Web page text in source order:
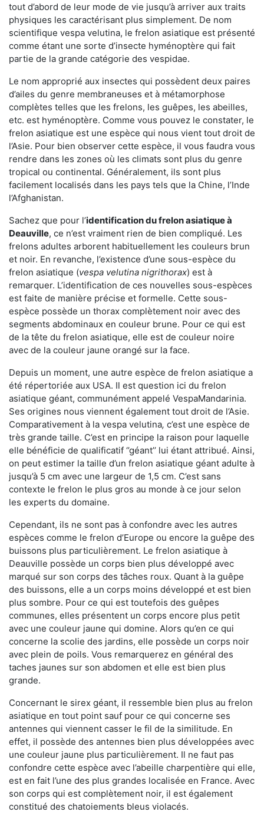
tout d’abord de leur mode de vie jusqu’à arriver aux traits
physiques les caractérisant plus simplement. De nom
scientifique vespa velutina, le frelon asiatique est présenté
comme étant une sorte d’insecte hyménoptère qui fait
partie de la grande catégorie des vespidae.
Le nom approprié aux insectes qui possèdent deux paires
d’ailes du genre membraneuses et à métamorphose
complètes telles que les frelons, les guêpes, les abeilles,
etc. est hyménoptère. Comme vous pouvez le constater, le
frelon asiatique est une espèce qui nous vient tout droit de
l’Asie. Pour bien observer cette espèce, il vous faudra vous
rendre dans les zones où les climats sont plus du genre
tropical ou continental. Généralement, ils sont plus
facilement localisés dans les pays tels que la Chine, l’Inde
l’Afghanistan.
Sachez que pour l’identification du frelon asiatiqueà
Deauville, ce n’est vraiment rien de bien compliqué. Les
frelons adultes arborent habituellement les couleurs brun
et noir. En revanche, l’existence d’une sous-espèce du
frelon asiatique (vespa velutina nigrithorax) est à
remarquer. L’identification de ces nouvelles sous-espèces
est faite de manière précise et formelle. Cette sous-
espèce possède un thorax complètement noir avec des
segments abdominaux en couleur brune. Pour ce qui est
de la tête du frelon asiatique, elle est de couleur noire
avec de la couleur jaune orangé sur la face.
Depuis un moment, une autre espèce de frelon asiatique a
été répertoriée aux USA. Il est question ici du frelon
asiatique géant, communément appelé VespaMandarinia.
Ses origines nous viennent également tout droit de l’Asie.
Comparativement à la vespa velutina, c’est une espèce de
très grande taille. C’est en principe la raison pour laquelle
elle bénéficie de qualificatif ‘’géant’’ lui étant attribué. Ainsi,
on peut estimer la taille d’un frelon asiatique géant adulte à
jusqu’à 5 cm avec une largeur de 1,5 cm. C’est sans
contexte le frelon le plus gros au monde à ce jour selon
les experts du domaine.
Cependant, ils ne sont pas à confondre avec les autres
espèces comme le frelon d’Europe ou encore la guêpe des
buissons plus particulièrement. Le frelon asiatique à
Deauville possède un corps bien plus développé avec
marqué sur son corps des tâches roux. Quant à la guêpe
des buissons, elle a un corps moins développé et est bien
plus sombre. Pour ce qui est toutefois des guêpes
communes, elles présentent un corps encore plus petit
avec une couleur jaune qui domine. Alors qu’en ce qui
concerne la scolie des jardins, elle possède un corps noir
avec plein de poils. Vous remarquerez en général des
taches jaunes sur son abdomen et elle est bien plus
grande.
Concernant le sirex géant, il ressemble bien plus au frelon
asiatique en tout point sauf pour ce qui concerne ses
antennes qui viennent casser le fil de la similitude. En
effet, il possède des antennes bien plus développées avec
une couleur jaune plus particulièrement. Il ne faut pas
confondre cette espèce avec l’abeille charpentière qui elle,
est en fait l’une des plus grandes localisée en France. Avec
son corps qui est complètement noir, il est également
constitué des chatoiements bleus violacés.